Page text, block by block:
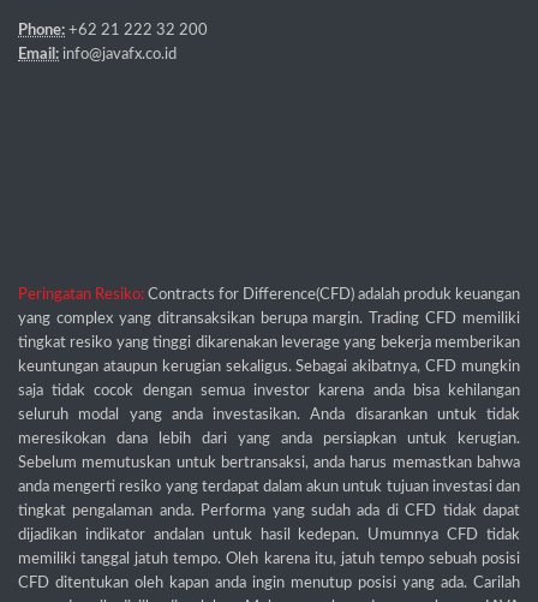
Phone: +62 21 222 32 200
Email: info@javafx.co.id
Peringatan Resiko: Contracts for Difference(CFD) adalah produk keuangan
yang complex yang ditransaksikan berupa margin. Trading CFD memiliki
tingkat resiko yang tinggi dikarenakan leverage yang bekerja memberikan
keuntungan ataupun kerugian sekaligus. Sebagai akibatnya, CFD mungkin
saja tidak cocok dengan semua investor karena anda bisa kehilangan
seluruh modal yang anda investasikan. Anda disarankan untuk tidak
meresikokan dana lebih dari yang anda persiapkan untuk kerugian.
Sebelum memutuskan untuk bertransaksi, anda harus memastkan bahwa
anda mengerti resiko yang terdapat dalam akun untuk tujuan investasi dan
tingkat pengalaman anda. Performa yang sudah ada di CFD tidak dapat
dijadikan indikator andalan untuk hasil kedepan. Umumnya CFD tidak
memiliki tanggal jatuh tempo. Oleh karena itu, jatuh tempo sebuah posisi
CFD ditentukan oleh kapan anda ingin menutup posisi yang ada. Carilah